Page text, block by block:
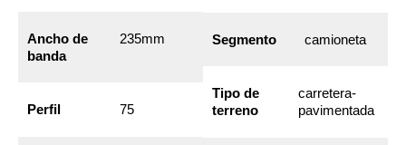
Ancho de
banda
235mm
Perfil 75
Segmento camioneta
Tipo de
terreno
carretera-
pavimentada